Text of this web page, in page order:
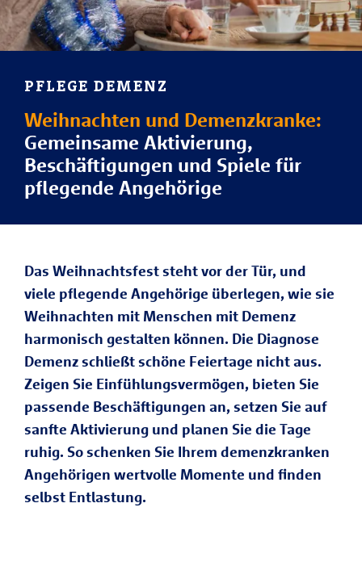
PFLEGE DEMENZ
Weihnachten und Demenzkranke:
Gemeinsame Aktivierung,
Beschäftigungen und Spiele für
pflegende Angehörige
Das Weihnachtsfest steht vor der Tür, und
viele pflegende Angehörige überlegen, wie sie
Weihnachten mit Menschen mit Demenz
harmonisch gestalten können. Die Diagnose
Demenz schließt schöne Feiertage nicht aus.
Zeigen Sie Einfühlungsvermögen, bieten Sie
passende Beschäftigungen an, setzen Sie auf
sanfte Aktivierung und planen Sie die Tage
ruhig. So schenken Sie Ihrem demenzkranken
Angehörigen wertvolle Momente und finden
selbst Entlastung.